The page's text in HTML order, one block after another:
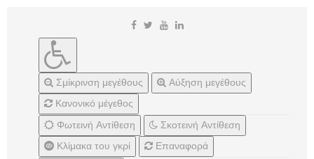
Σμίκρινση μεγέθους
Αύξηση μεγέθους
Κανονικό μέγεθος
Φωτεινή Αντίθεση
Σκοτεινή Αντίθεση
Κλίμακα του γκρί
Επαναφορά